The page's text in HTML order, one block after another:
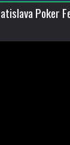
Poker